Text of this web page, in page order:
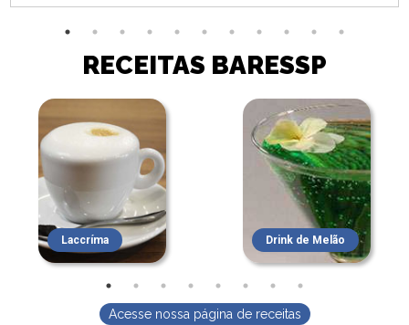
RECEITAS BARESSP
Laccríma Drink de Melão
Acesse nossa página de receitas